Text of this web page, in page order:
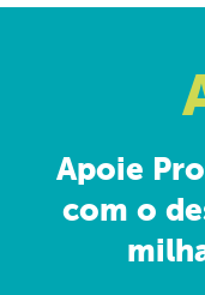
Apoie
com o